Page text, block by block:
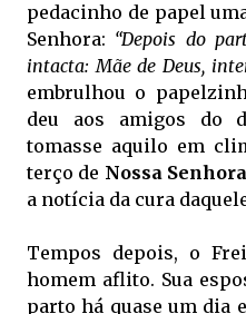
pedacinho de papel
Senhora: “Depois do
intacta: Mãe de Deus,
embrulhou o
deu aos amigos do
tomasse aquilo em
terço de Nossa Senhora
a notícia da cura
Tempos depois, o
homem aflito. Sua
parto há quase um dia